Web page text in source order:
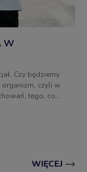
W
Czy będziemy
czyli w
tego, co
WIĘCEJ